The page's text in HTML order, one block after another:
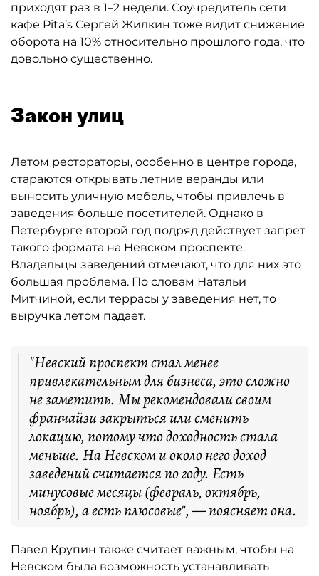
приходят раз в 1–2 недели. Соучредитель сети
кафе Pita’s Сергей Жилкин тоже видит снижение
оборота на 10% относительно прошлого года, что
довольно существенно.
Закон улиц
Летом рестораторы, особенно в центре города,
стараются открывать летние веранды или
выносить уличную мебель, чтобы привлечь в
заведения больше посетителей. Однако в
Петербурге второй год подряд действует запрет
такого формата на Невском проспекте.
Владельцы заведений отмечают, что для них это
большая проблема. По словам Натальи
Митчиной, если террасы у заведения нет, то
выручка летом падает.
"Невский проспект стал менее
привлекательным для бизнеса, это сложно
не заметить. Мы рекомендовали своим
франчайзи закрыться или сменить
локацию, потому что доходность стала
меньше. На Невском и около него доход
заведений считается по году. Есть
минусовые месяцы (февраль, октябрь,
ноябрь), а есть плюсовые", — поясняет она.
Павел Крупин также считает важным, чтобы на
Невском была возможность устанавливать